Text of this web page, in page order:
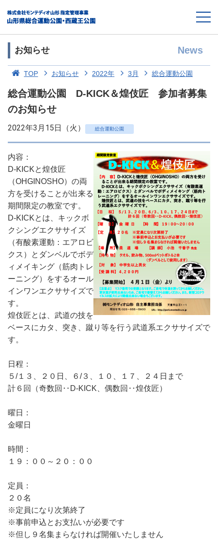
お知らせ News
TOP お知らせ 2022年 3月 総合運動公園
総合運動公園 D-KICK＆煌伎匠 参加者募集
のお知らせ
2022年3月15日（火） 総合運動公園
内容：
D-KICKと煌伎匠
（OHGINOSHO）の両
方を受けることが出来る
期間限定の教室です。
D-KICKとは、キックボ
クシングエクササイズ
（有酸素運動：エアロビ
クス）とダンベルでボデ
ィメイキング（筋肉トレ
ーニング）をするオール
インワンエクササイズで
す。
煌伎匠とは、武道の技を
ベースにカタ、突き、蹴り等を行う武道系エクササイズで
す。
日程：
５/１３、２０日、６/３、１０、１７、２４日まで
計６回（奇数回‥D-KICK、偶数回‥煌伎匠）
曜日：
金曜日
時間：
１９：００～２０：００
定員：
２０名
※定員になり次第終了
※事前申込とお支払いが必要です
※但し９名集まらなければ開催いたしません